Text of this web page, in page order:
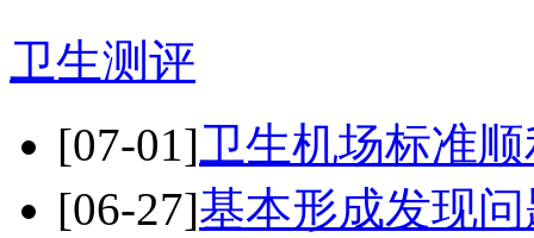
卫生测评
[07-01]卫生机场标准
[06-27]基本形成发现